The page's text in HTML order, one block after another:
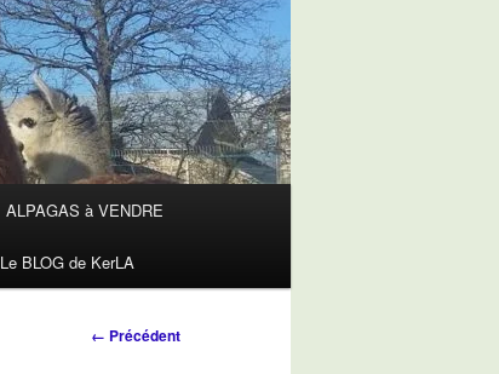
ALPAGAS à VENDRE
Le BLOG de KerLA
Navigation
← Précédent